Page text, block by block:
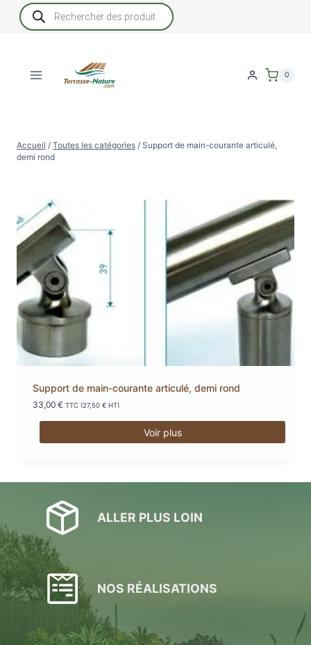
Recherche
de
produits
0
Accueil / Toutes les catégories / Support de main-courante articulé,
demi rond
Support de main-courante articulé, demi rond
33,00 € TTC (27,50 € HT)
Voir plus
ALLER PLUS LOIN
NOS RÉALISATIONS